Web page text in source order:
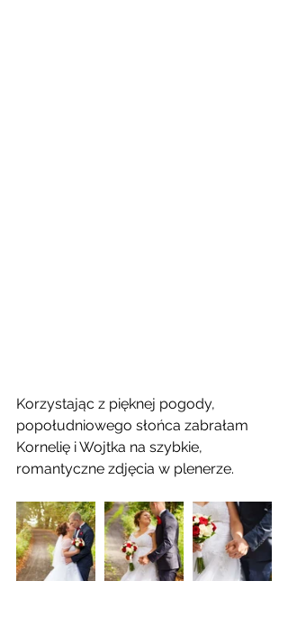
Korzystając z pięknej pogody,
popołudniowego słońca zabrałam
Kornelię i Wojtka na szybkie,
romantyczne zdjęcia w plenerze.